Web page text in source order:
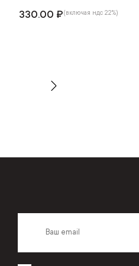
330.00 ₽(включая ндс 22%)